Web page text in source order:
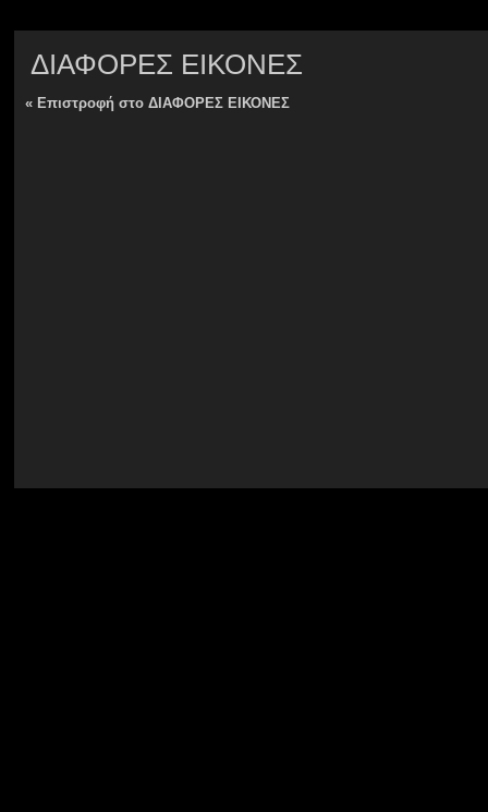
ΔΙΑΦΟΡΕΣ ΕΙΚΟΝΕΣ
« Επιστροφή στο ΔΙΑΦΟΡΕΣ ΕΙΚΟΝΕΣ